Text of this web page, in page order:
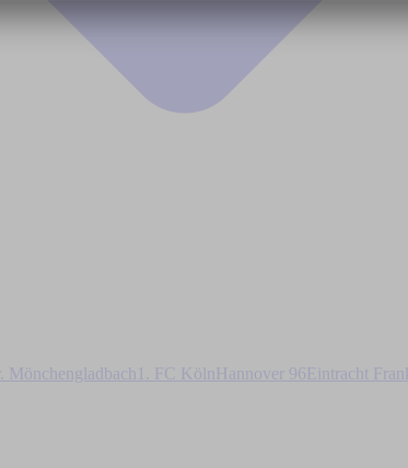
Mönchengladbach 1. FC Köln Hannover 96Eintracht